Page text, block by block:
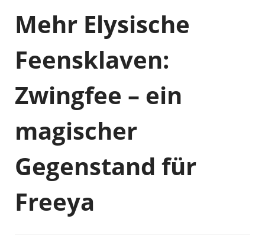
Mehr Elysische
Feensklaven:
Zwingfee – ein
magischer
Gegenstand für
Freeya